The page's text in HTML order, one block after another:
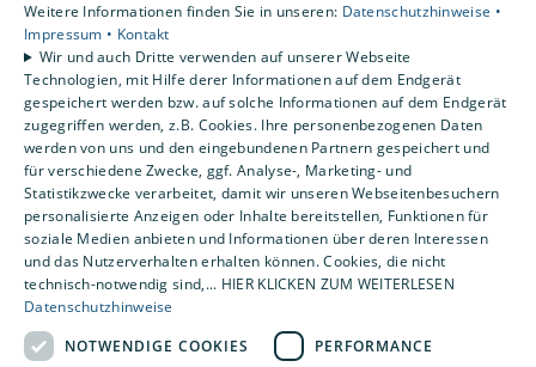
Datenschutz
Impressum
Barrierefreiheitserklärung
Leistungen
Privatkunden
Gewerbekunden
Karriere
Unternehmen
Standorte
Löningen-Wachtum
Weitere Informationen finden Sie in unseren: Datenschutzhinweise •
Impressum • Kontakt
Wir und auch Dritte verwenden auf unserer Webseite
Technologien, mit Hilfe derer Informationen auf dem Endgerät
gespeichert werden bzw. auf solche Informationen auf dem Endgerät
zugegriffen werden, z.B. Cookies. Ihre personenbezogenen Daten
werden von uns und den eingebundenen Partnern gespeichert und
für verschiedene Zwecke, ggf. Analyse-, Marketing- und
Statistikzwecke verarbeitet, damit wir unseren Webseitenbesuchern
personalisierte Anzeigen oder Inhalte bereitstellen, Funktionen für
soziale Medien anbieten und Informationen über deren Interessen
und das Nutzerverhalten erhalten können. Cookies, die nicht
technisch-notwendig sind,... HIER KLICKEN ZUM WEITERLESEN
Datenschutzhinweise
NOTWENDIGE COOKIES
PERFORMANCE